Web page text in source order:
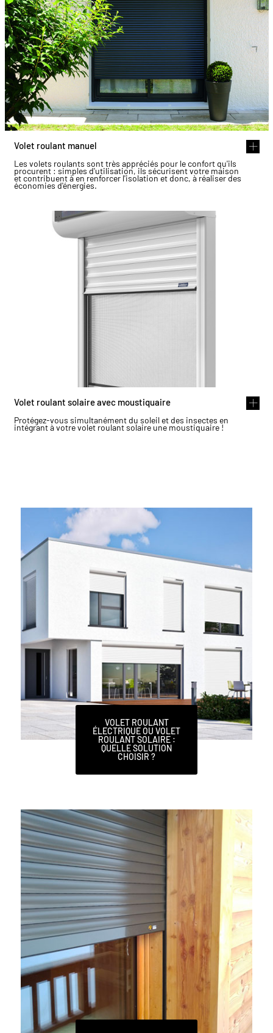
Volet roulant manuel
Les volets roulants sont très appréciés pour le confort qu'ils
procurent : simples d'utilisation, ils sécurisent votre maison
et contribuent à en renforcer l'isolation et donc, à réaliser des
économies d'énergies.
Volet roulant solaire avec moustiquaire
Protégez-vous simultanément du soleil et des insectes en
intégrant à votre volet roulant solaire une moustiquaire !
VOLET ROULANT
ÉLECTRIQUE OU VOLET
ROULANT SOLAIRE :
QUELLE SOLUTION
CHOISIR ?